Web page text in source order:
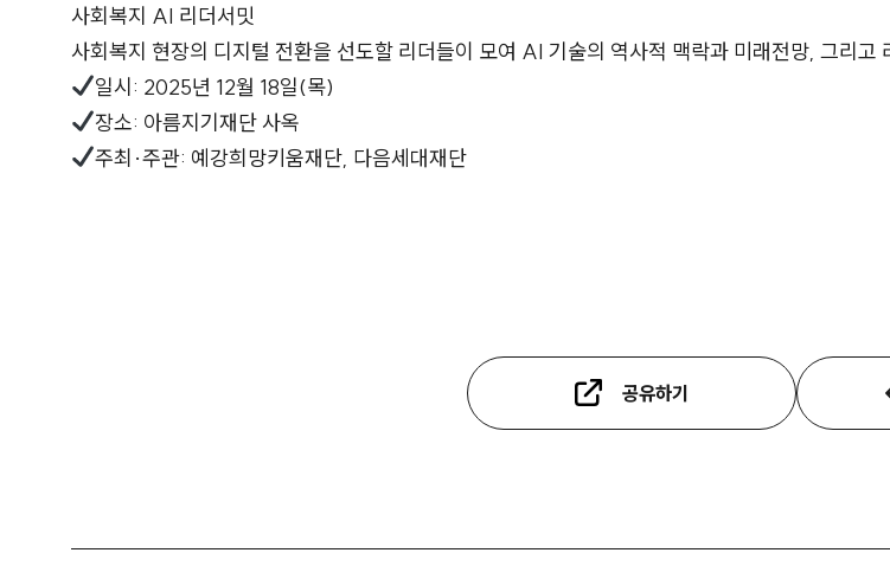
사회복지 AI 리더서밋
사회복지 현장의 디지털 전환을 선도할 리더들이 모여 AI 기술의 역사적 맥락과 미래전망, 그리고
일시: 2025년 12월 18일(목)
장소: 아름지기재단 사옥
주최·주관: 예강희망키움재단, 다음세대재단
공유하기